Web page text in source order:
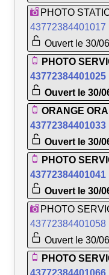
PHOTO
43772384401017
Ouvert le 30/
PHOTO
43772384401025
Ouvert le 30/
ORANGE
43772384401033
Ouvert le 30/
PHOTO
43772384401041
Ouvert le 30/
PHOTO
43772384401058
Ouvert le 30/
PHOTO
43772384401066